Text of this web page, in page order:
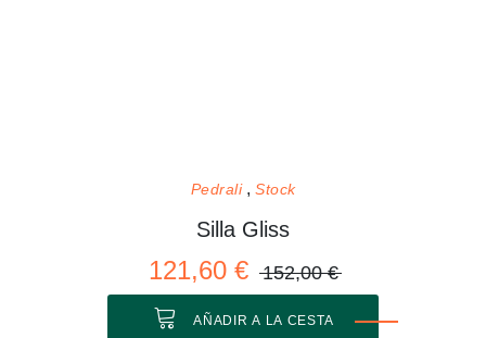
Pedrali Stock
Silla Gliss
121,60 € 152,00 €
AÑADIR A LA CESTA